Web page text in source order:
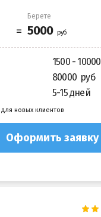
Берете
1500 - 10000
80000
5-15 дней
новых клиентов
Оформить заявку